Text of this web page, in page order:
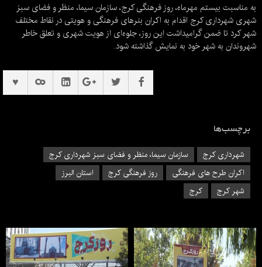
به مناسبت بیستم مهرماه، روز فرهنگی کرج، سازمان سیما، منظر و فضای سبز
شهری شهرداری کرج اقدام به اکران بنرهای فرهنگی و هویتی در نقاط مختلف
شهر کرد تا ضمن گرامیداشت این روز، جلوه‌ای از هویت شهری و تعلق خاطر
شهروندان به شهر خود به نمایش گذاشته شود.
برچسب‌ها
شهرداری کرج
سازمان سیما، منظر و فضای سبز شهرداری کرج
اکران طرح های فرهنگی
روز فرهنگی کرج
استان البرز
شهر کرج
کرج